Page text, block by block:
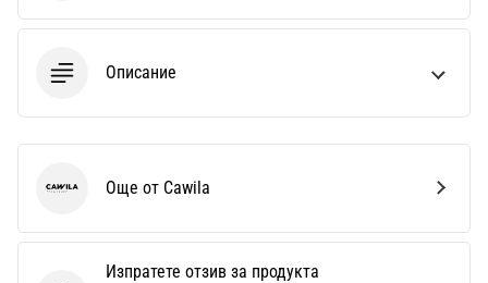
Описание
Изпратете отзив за продукта
Cawila Още от Cawila